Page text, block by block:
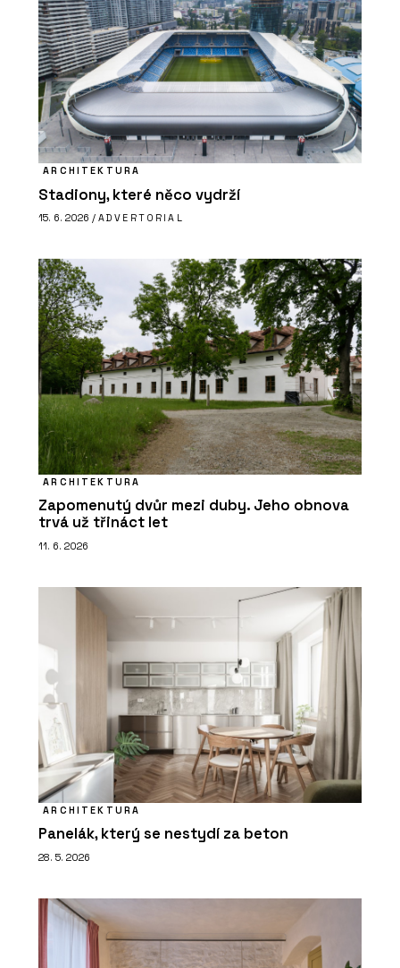
ARCHITEKTURA
Stadiony, které něco vydrží
15. 6. 2026 / ADVERTORIAL
ARCHITEKTURA
Zapomenutý dvůr mezi duby. Jeho obnova
trvá už třináct let
11. 6. 2026
ARCHITEKTURA
Panelák, který se nestydí za beton
28. 5. 2026